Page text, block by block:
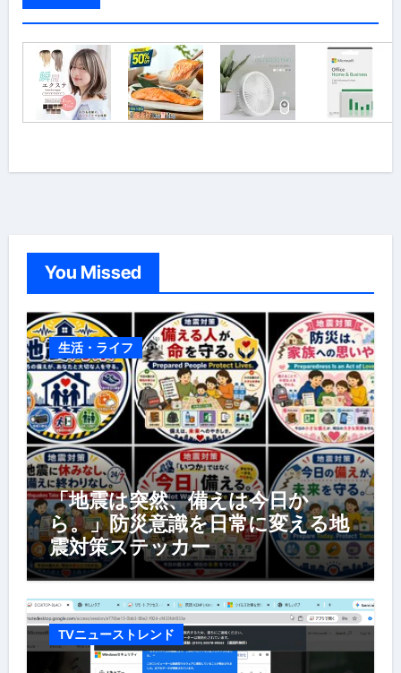
You Missed
生活・ライフ
「地震は突然、備えは今日か
ら。」防災意識を日常に変える地
震対策ステッカー
TVニューストレンド